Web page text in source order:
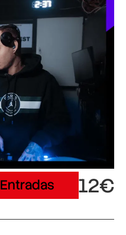
Entradas 12€